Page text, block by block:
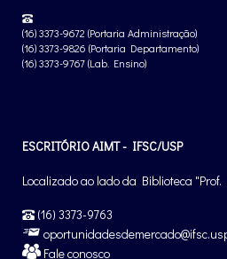
(16) 3373-9672 (Portaria Administração)
(16) 3373-9826 (Portaria Departamento)
(16) 3373-9767 (Lab. Ensino)
ESCRITÓRIO AIMT - IFSC/USP
Localizado ao lado da Biblioteca
(16) 3373-9763
Fale conosco